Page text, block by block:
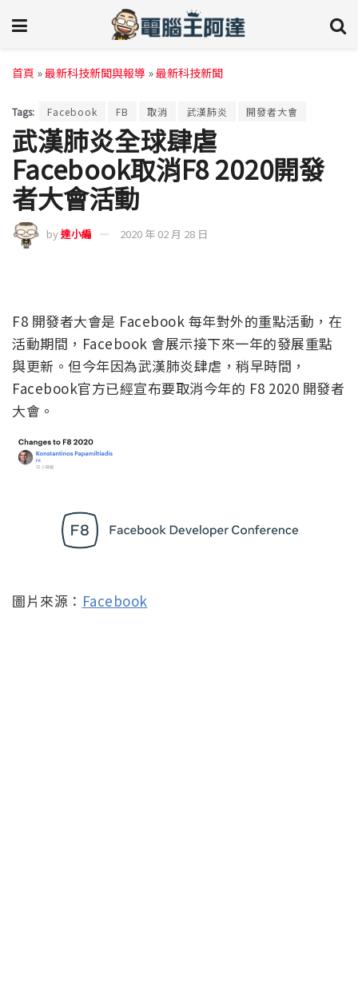
首頁 »最新科技新聞與報導 »最新科技新聞
Tags: Facebook FB 取消 武漢肺炎 開發者大會
武漢肺炎全球肆虐
Facebook取消F8 2020開發
者大會活動
by達小編 2020 年 02 月 28 日
F8 開發者大會是 Facebook 每年對外的重點活動，在
活動期間，Facebook 會展示接下來一年的發展重點
與更新。但今年因為武漢肺炎肆虐，稍早時間，
Facebook官方已經宣布要取消今年的 F8 2020 開發者
大會。
圖片來源： Facebook